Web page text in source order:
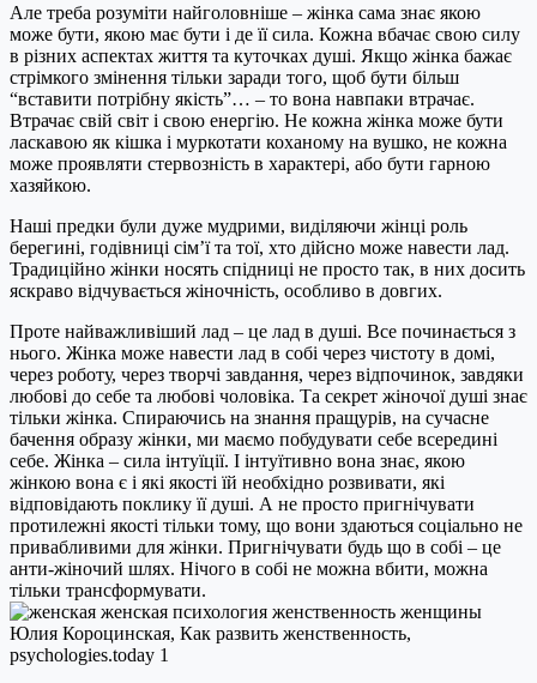
Але треба розуміти найголовніше – жінка сама знає якою
може бути, якою має бути і де її сила. Кожна вбачає свою силу
в різних аспектах життя та куточках душі. Якщо жінка бажає
стрімкого змінення тільки заради того, щоб бути більш
“вставити потрібну якість”… – то вона навпаки втрачає.
Втрачає свій світ і свою енергію. Не кожна жінка може бути
ласкавою як кішка і муркотати коханому на вушко, не кожна
може проявляти стервозність в характері, або бути гарною
хазяйкою.
Наші предки були дуже мудрими, виділяючи жінці роль
берегині, годівниці сім’ї та тої, хто дійсно може навести лад.
Традиційно жінки носять спідниці не просто так, в них досить
яскраво відчувається жіночність, особливо в довгих.
Проте найважливіший лад – це лад в душі. Все починається з
нього. Жінка може навести лад в собі через чистоту в домі,
через роботу, через творчі завдання, через відпочинок, завдяки
любові до себе та любові чоловіка. Та секрет жіночої душі знає
тільки жінка. Спираючись на знання пращурів, на сучасне
бачення образу жінки, ми маємо побудувати себе всередині
себе. Жінка – сила інтуїції. І інтуїтивно вона знає, якою
жінкою вона є і які якості їй необхідно розвивати, які
відповідають поклику її душі. А не просто пригнічувати
протилежні якості тільки тому, що вони здаються соціально не
привабливими для жінки. Пригнічувати будь що в собі – це
анти-жіночий шлях. Нічого в собі не можна вбити, можна
тільки трансформувати.